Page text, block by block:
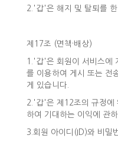
2.'갑'은 해지 및 탈퇴를
제17조 (면책·배상)
1.'갑'은 회원이 서비스에
를 이용하여 게시 또는 전
게 있습니다.
2.'갑'은 제12조의 규정에
하여 기대하는 이익에 관
3.회원 아이디(ID)와 비밀